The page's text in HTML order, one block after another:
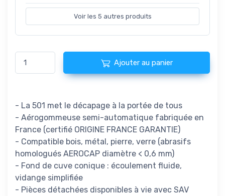
Voir les 5 autres produits
Ajouter au panier
- La 501 met le décapage à la portée de tous
- Aérogommeuse semi-automatique fabriquée en
France (certifié ORIGINE FRANCE GARANTIE)
- Compatible bois, métal, pierre, verre (abrasifs
homologués AEROCAP diamètre < 0,6 mm)
- Fond de cuve conique : écoulement fluide,
vidange simplifiée
- Pièces détachées disponibles à vie avec SAV